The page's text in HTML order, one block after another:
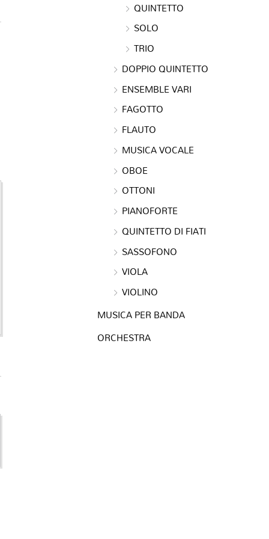
QUINTETTO
SOLO
TRIO
DOPPIO QUINTETTO
ENSEMBLE VARI
FAGOTTO
FLAUTO
MUSICA VOCALE
OBOE
OTTONI
PIANOFORTE
QUINTETTO DI FIATI
SASSOFONO
VIOLA
VIOLINO
MUSICA PER BANDA
ORCHESTRA